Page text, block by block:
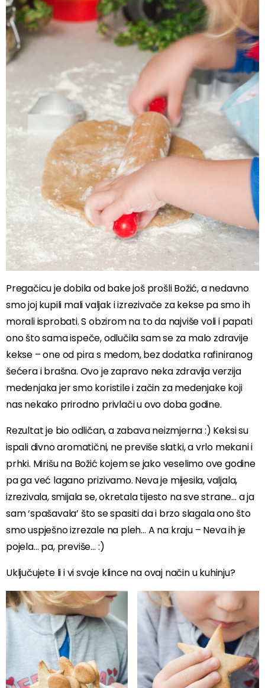
Pregačicu je dobila od bake još prošli Božić, a nedavno
smo joj kupili mali valjak i izrezivače za kekse pa smo ih
morali isprobati. S obzirom na to da najviše voli i papati
ono što sama ispeče, odlučila sam se za malo zdravije
kekse – one od pira s medom, bez dodatka rafiniranog
šećera i brašna. Ovo je zapravo neka zdravija verzija
medenjaka jer smo koristile i začin za medenjake koji
nas nekako prirodno privlači u ovo doba godine.
Rezultat je bio odličan, a zabava neizmjerna :) Keksi su
ispali divno aromatični, ne previše slatki, a vrlo mekani i
prhki. Mirišu na Božić kojem se jako veselimo ove godine
pa ga već lagano prizivamo. Neva je mijesila, valjala,
izrezivala, smijala se, okretala tijesto na sve strane… a ja
sam ‘spašavala’ što se spasiti da i brzo slagala ono što
smo uspješno izrezale na pleh… A na kraju – Neva ih je
pojela… pa, previše… :)
Uključujete li i vi svoje klince na ovaj način u kuhinju?